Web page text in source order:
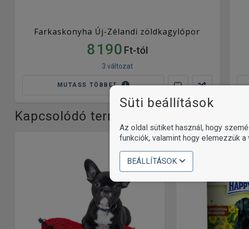
Farkaskonyha Új-Zélandi zöldkagylópor
8 190 Ft-tól
3 változat
MUTASS TÖBBET
Kapcsolódó termékkategóriák
Süti beállítások
Az oldal sütiket használ, hogy
funkciók, valamint hogy elemezzük
BEÁLLÍTÁSOK